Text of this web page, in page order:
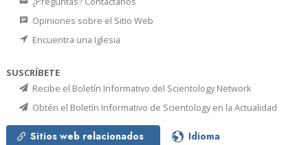
Opiniones sobre el Sitio Web
Encuentra una Iglesia
SUSCRÍBETE
Recibe el Boletín Informativo del Scientology Network
Obtén el Boletín Informativo de Scientology en la Actualidad
Sitios web relacionados Idioma